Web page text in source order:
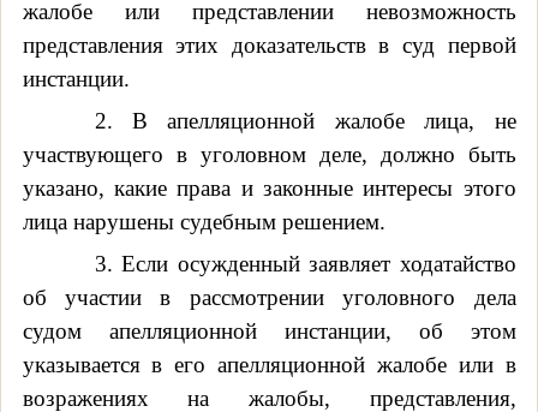
жалобе или представлении невозможность
представления этих доказательств в суд первой
инстанции.
2. В апелляционной жалобе лица, не
участвующего в уголовном деле, должно быть
указано, какие права и законные интересы этого
лица нарушены судебным решением.
3. Если осужденный заявляет ходатайство
об участии в рассмотрении уголовного дела
судом апелляционной инстанции, об этом
указывается в его апелляционной жалобе или в
возражениях на жалобы, представления,